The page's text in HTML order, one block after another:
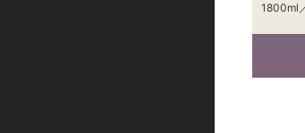
1800ml